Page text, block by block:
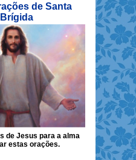
de Santa
Brígida
de Jesus para a alma
estas orações.